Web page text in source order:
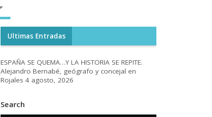
Ultimas Entradas
ESPAÑA SE QUEMA…Y LA HISTORIA SE REPITE.
Alejandro Bernabé, geógrafo y concejal en
Rojales 4 agosto, 2026
Search